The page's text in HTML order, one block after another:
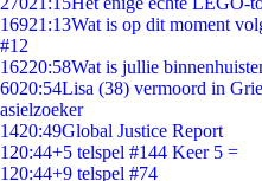
16921:13Wat is op dit moment
#12
16220:58Wat is jullie
6020:54Lisa (38) vermoord in
asielzoeker
1420:49Global Justice Report
1 20:44+5 telspel #144 Keer 5 =
1 20:44+9 telspel #74